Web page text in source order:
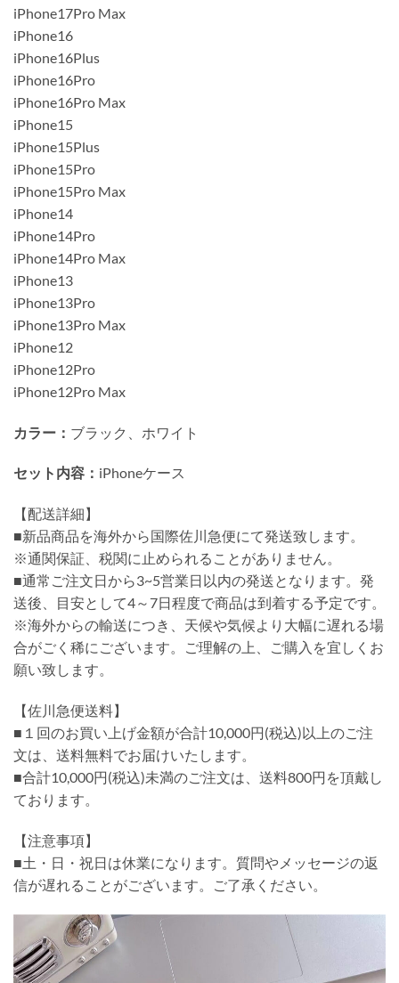
iPhone17Pro Max
iPhone16
iPhone16Plus
iPhone16Pro
iPhone16Pro Max
iPhone15
iPhone15Plus
iPhone15Pro
iPhone15Pro Max
iPhone14
iPhone14Pro
iPhone14Pro Max
iPhone13
iPhone13Pro
iPhone13Pro Max
iPhone12
iPhone12Pro
iPhone12Pro Max
カラー： ブラック、ホワイト
セット内容： iPhoneケース
【配送詳細】
■新品商品を海外から国際佐川急便にて発送致します。
※通関保証、税関に止められることがありません。
■通常ご注文日から3~5営業日以内の発送となります。発
送後、目安として4～7日程度で商品は到着する予定です。
※海外からの輸送につき、天候や気候より大幅に遅れる場
合がごく稀にございます。ご理解の上、ご購入を宜しくお
願い致します。
【佐川急便送料】
■１回のお買い上げ金額が合計10,000円(税込)以上のご注
文は、送料無料でお届けいたします。
■合計10,000円(税込)未満のご注文は、送料800円を頂戴し
ております。
【注意事項】
■土・日・祝日は休業になります。質問やメッセージの返
信が遅れることがございます。ご了承ください。